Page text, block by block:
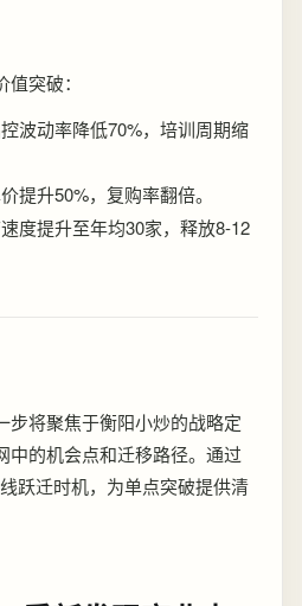
突破：
波动率降低70%，培训周期缩
提升50%，复购率翻倍。
度提升至年均30家，释放8-12
步将聚焦于衡阳小炒的战略定
中的机会点和迁移路径。通过
跃迁时机，为单点突破提供清